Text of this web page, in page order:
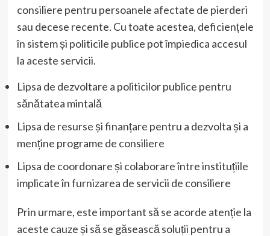
consiliere pentru persoanele afectate de pierderi
sau decese recente. Cu toate acestea, deficiențele
în sistem și politicile publice pot împiedica accesul
la aceste servicii.
Lipsa de dezvoltare a politicilor publice pentru
sănătatea mintală
Lipsa de resurse și finanțare pentru a dezvolta și a
menține programe de consiliere
Lipsa de coordonare și colaborare între instituțiile
implicate în furnizarea de servicii de consiliere
Prin urmare, este important să se acorde atenție la
aceste cauze și să se găsească soluții pentru a